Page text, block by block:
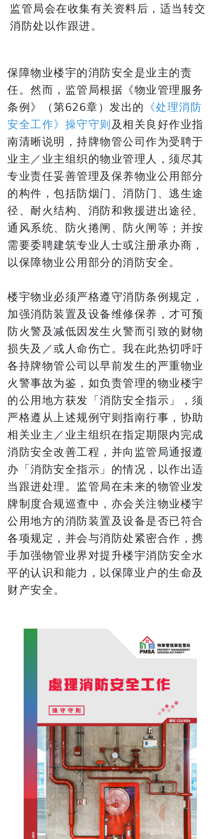
监管局会在收集有关资料后，适当转交
消防处以作跟进。
保障物业楼宇的消防安全是业主的责
任。然而，监管局根据《物业管理服务
条例》（第626章）发出的 《处理消防
安全工作》操守守则及相关良好作业指
南清晰说明，持牌物管公司作为受聘于
业主／业主组织的物业管理人，须尽其
专业责任妥善管理及保养物业公用部分
的构件，包括防烟门、消防门、逃生途
径、耐火结构、消防和救援进出途径、
通风系统、防火捲闸、防火闸等；并按
需要委聘建筑专业人士或注册承办商，
以保障物业公用部分的消防安全。
楼宇物业必须严格遵守消防条例规定，
加强消防装置及设备维修保养，才可预
防火警及减低因发生火警而引致的财物
损失及／或人命伤亡。我在此热切呼吁
各持牌物管公司以早前发生的严重物业
火警事故为鉴，如负责管理的物业楼宇
的公用地方获发「消防安全指示」，须
严格遵从上述规例守则指南行事，协助
相关业主／业主组织在指定期限内完成
消防安全改善工程，并向监管局通报遵
办「消防安全指示」的情况，以作出适
当跟进处理。监管局在未来的物管业发
牌制度合规巡查中，亦会关注物业楼宇
公用地方的消防装置及设备是否已符合
各项规定，并会与消防处紧密合作，携
手加强物管业界对提升楼宇消防安全水
平的认识和能力，以保障业户的生命及
财产安全。